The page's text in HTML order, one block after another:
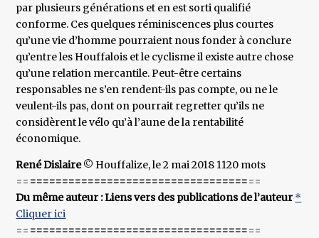
par plusieurs générations et en est sorti qualifié
conforme. Ces quelques réminiscences plus courtes
qu’une vie d’homme pourraient nous fonder à conclure
qu’entre les Houffalois et le cyclisme il existe autre chose
qu’une relation mercantile. Peut-être certains
responsables ne s’en rendent-ils pas compte, ou ne le
veulent-ils pas, dont on pourrait regretter qu’ils ne
considèrent le vélo qu’à l’aune de la rentabilité
économique.
René Dislaire© Houffalize, le 2 mai 2018 1120 mots
== ====================================
Du même auteur : Liens vers des publications de l’auteur *
Cliquer ici
== ====================================